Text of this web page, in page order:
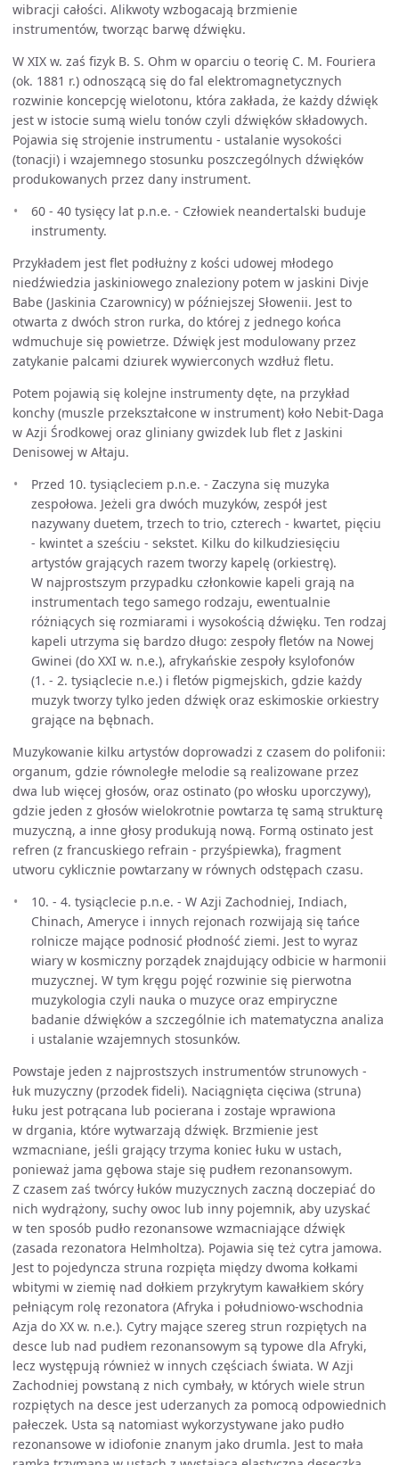
wibracji całości. Alikwoty wzbogacają brzmienie
instrumentów, tworząc barwę dźwięku.
W XIX w. zaś fizyk B. S. Ohm w oparciu o teorię C. M. Fouriera
(ok. 1881 r.) odnoszącą się do fal elektromagnetycznych
rozwinie koncepcję wielotonu, która zakłada, że każdy dźwięk
jest w istocie sumą wielu tonów czyli dźwięków składowych.
Pojawia się strojenie instrumentu - ustalanie wysokości
(tonacji) i wzajemnego stosunku poszczególnych dźwięków
produkowanych przez dany instrument.
60 - 40 tysięcy lat p.n.e. - Człowiek neandertalski buduje
instrumenty.
Przykładem jest flet podłużny z kości udowej młodego
niedźwiedzia jaskiniowego znaleziony potem w jaskini Divje
Babe (Jaskinia Czarownicy) w późniejszej Słowenii. Jest to
otwarta z dwóch stron rurka, do której z jednego końca
wdmuchuje się powietrze. Dźwięk jest modulowany przez
zatykanie palcami dziurek wywierconych wzdłuż fletu.
Potem pojawią się kolejne instrumenty dęte, na przykład
konchy (muszle przekształcone w instrument) koło Nebit-Daga
w Azji Środkowej oraz gliniany gwizdek lub flet z Jaskini
Denisowej w Ałtaju.
Przed 10. tysiącleciem p.n.e. - Zaczyna się muzyka
zespołowa. Jeżeli gra dwóch muzyków, zespół jest
nazywany duetem, trzech to trio, czterech - kwartet, pięciu
- kwintet a sześciu - sekstet. Kilku do kilkudziesięciu
artystów grających razem tworzy kapelę (orkiestrę).
W najprostszym przypadku członkowie kapeli grają na
instrumentach tego samego rodzaju, ewentualnie
różniących się rozmiarami i wysokością dźwięku. Ten rodzaj
kapeli utrzyma się bardzo długo: zespoły fletów na Nowej
Gwinei (do XXI w. n.e.), afrykańskie zespoły ksylofonów
(1. - 2. tysiąclecie n.e.) i fletów pigmejskich, gdzie każdy
muzyk tworzy tylko jeden dźwięk oraz eskimoskie orkiestry
grające na bębnach.
Muzykowanie kilku artystów doprowadzi z czasem do polifonii:
organum, gdzie równoległe melodie są realizowane przez
dwa lub więcej głosów, oraz ostinato (po włosku uporczywy),
gdzie jeden z głosów wielokrotnie powtarza tę samą strukturę
muzyczną, a inne głosy produkują nową. Formą ostinato jest
refren (z francuskiego refrain - przyśpiewka), fragment
utworu cyklicznie powtarzany w równych odstępach czasu.
10. - 4. tysiąclecie p.n.e. - W Azji Zachodniej, Indiach,
Chinach, Ameryce i innych rejonach rozwijają się tańce
rolnicze mające podnosić płodność ziemi. Jest to wyraz
wiary w kosmiczny porządek znajdujący odbicie w harmonii
muzycznej. W tym kręgu pojęć rozwinie się pierwotna
muzykologia czyli nauka o muzyce oraz empiryczne
badanie dźwięków a szczególnie ich matematyczna analiza
i ustalanie wzajemnych stosunków.
Powstaje jeden z najprostszych instrumentów strunowych -
łuk muzyczny (przodek fideli). Naciągnięta cięciwa (struna)
łuku jest potrącana lub pocierana i zostaje wprawiona
w drgania, które wytwarzają dźwięk. Brzmienie jest
wzmacniane, jeśli grający trzyma koniec łuku w ustach,
ponieważ jama gębowa staje się pudłem rezonansowym.
Z czasem zaś twórcy łuków muzycznych zaczną doczepiać do
nich wydrążony, suchy owoc lub inny pojemnik, aby uzyskać
w ten sposób pudło rezonansowe wzmacniające dźwięk
(zasada rezonatora Helmholtza). Pojawia się też cytra jamowa.
Jest to pojedyncza struna rozpięta między dwoma kołkami
wbitymi w ziemię nad dołkiem przykrytym kawałkiem skóry
pełniącym rolę rezonatora (Afryka i południowo-wschodnia
Azja do XX w. n.e.). Cytry mające szereg strun rozpiętych na
desce lub nad pudłem rezonansowym są typowe dla Afryki,
lecz występują również w innych częściach świata. W Azji
Zachodniej powstaną z nich cymbały, w których wiele strun
rozpiętych na desce jest uderzanych za pomocą odpowiednich
pałeczek. Usta są natomiast wykorzystywane jako pudło
rezonansowe w idiofonie znanym jako drumla. Jest to mała